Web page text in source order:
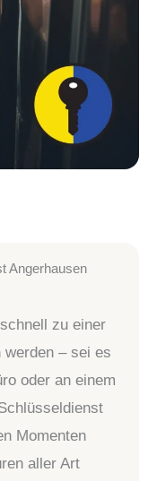
Angerhausen
zu einer
werden – sei es
oder an einem
Momenten
aller Art